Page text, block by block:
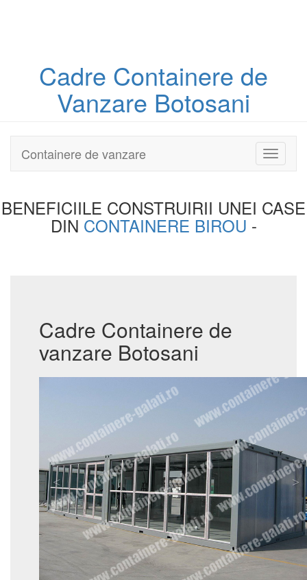
Cadre Containere de
Vanzare Botosani
Toggle
Containere de vanzare
BENEFICIILE CONSTRUIRII UNEI CASE
DIN CONTAINERE BIROU -
Cadre Containere de
vanzare Botosani